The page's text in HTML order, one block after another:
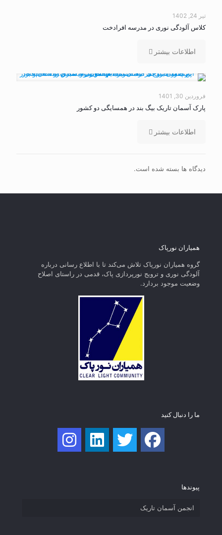
تیر 24, 1402
کلاس آلودگی نوری در مدرسه افرادخت
اطلاعات بیشتر
فروردین 30, 1401
پارک آسمان تاریک بیگ بند در همسایگی دو کشور
اطلاعات بیشتر
دیدگاه ها بسته شده است.
همیاران نورپاک
گروه همیاران نورپاک تلاش می‌کند تا با اطلاع رسانی درباره
آلودگی نوری و ترویج نورپردازی پاک، قدمی در راستای‌ اصلاح
وضعیت موجود بردارد.
ما را دنبال کنید
پیوند‌ها
انجمن آسمان تاریک